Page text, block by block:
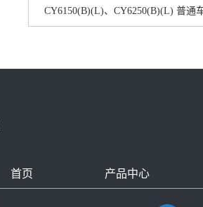
CY6150(B)(L)、CY6250(B)(L) 普通
首页 产品中心